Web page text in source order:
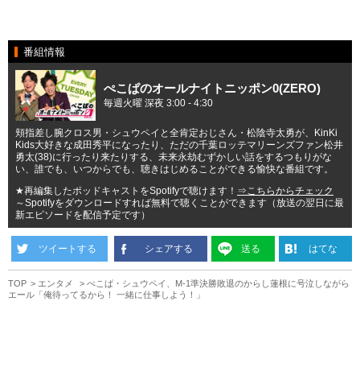
番組情報
ぺこぱのオールナイトニッポン0(ZERO)
毎週火曜 深夜 3:00 - 4:30
頬指差し腕クロス男・シュウペイと全肯定おじさん・松陰寺太勇が、KinKi
Kids大好きな成田秀平になったり、ただの千葉ロッテマリーンズファン松井
勇太(38)に行ったり来たりする、未来永劫むずかしい話をするつもりがな
い、誰でも、いつからでも、聴きはじめることができる愉快な番組です。
★再編集したポッドキャストをSpotifyで聴けます！ ⇒こちらからチェック
～Spotifyをダウンロードすれば無料で聴くことができます（放送の翌日に最
新エピソードを配信予定です）
ツイートする シェアする 送る はてな
TOP エンタメ
ぺこぱ・シュウペイ、M-1準決勝敗退のからし蓮根に号泣しながら
エール「俺待ってるから！ 一緒に仕事しよう！」